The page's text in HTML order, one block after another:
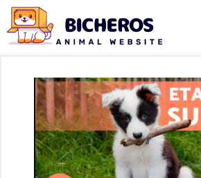
Saltar
al
contenido